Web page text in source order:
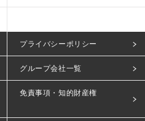
プライバシーポリシー
グループ会社一覧
免責事項・知的財産権